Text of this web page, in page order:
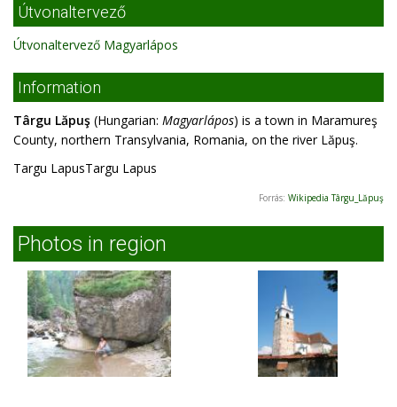
Útvonaltervező
Útvonaltervező Magyarlápos
Information
Târgu Lăpuş (Hungarian: Magyarlápos) is a town in Maramureş
County, northern Transylvania, Romania, on the river Lăpuş.
Targu LapusTargu Lapus
Forrás: Wikipedia Târgu_Lăpuş
Photos in region